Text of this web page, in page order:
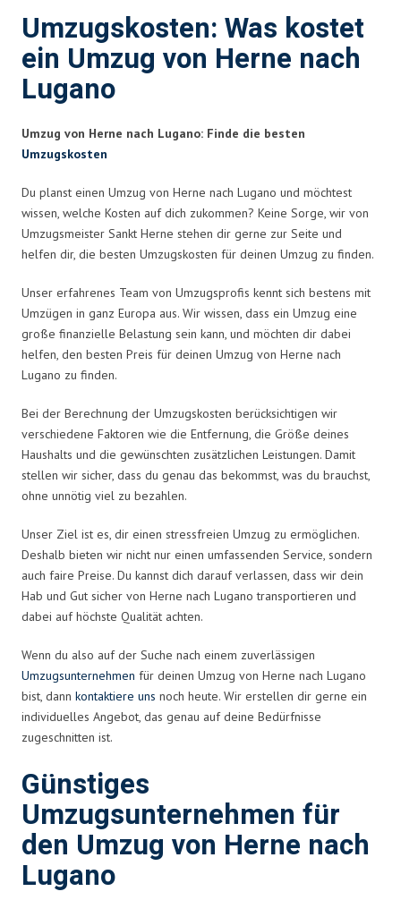
Umzugskosten: Was kostet
ein Umzug von Herne nach
Lugano
Umzug von Herne nach Lugano: Finde die besten
Umzugskosten
Du planst einen Umzug von Herne nach Lugano und möchtest
wissen, welche Kosten auf dich zukommen? Keine Sorge, wir von
Umzugsmeister Sankt Herne stehen dir gerne zur Seite und
helfen dir, die besten Umzugskosten für deinen Umzug zu finden.
Unser erfahrenes Team von Umzugsprofis kennt sich bestens mit
Umzügen in ganz Europa aus. Wir wissen, dass ein Umzug eine
große finanzielle Belastung sein kann, und möchten dir dabei
helfen, den besten Preis für deinen Umzug von Herne nach
Lugano zu finden.
Bei der Berechnung der Umzugskosten berücksichtigen wir
verschiedene Faktoren wie die Entfernung, die Größe deines
Haushalts und die gewünschten zusätzlichen Leistungen. Damit
stellen wir sicher, dass du genau das bekommst, was du brauchst,
ohne unnötig viel zu bezahlen.
Unser Ziel ist es, dir einen stressfreien Umzug zu ermöglichen.
Deshalb bieten wir nicht nur einen umfassenden Service, sondern
auch faire Preise. Du kannst dich darauf verlassen, dass wir dein
Hab und Gut sicher von Herne nach Lugano transportieren und
dabei auf höchste Qualität achten.
Wenn du also auf der Suche nach einem zuverlässigen
Umzugsunternehmen für deinen Umzug von Herne nach Lugano
bist, dann kontaktiere uns noch heute. Wir erstellen dir gerne ein
individuelles Angebot, das genau auf deine Bedürfnisse
zugeschnitten ist.
Günstiges
Umzugsunternehmen für
den Umzug von Herne nach
Lugano